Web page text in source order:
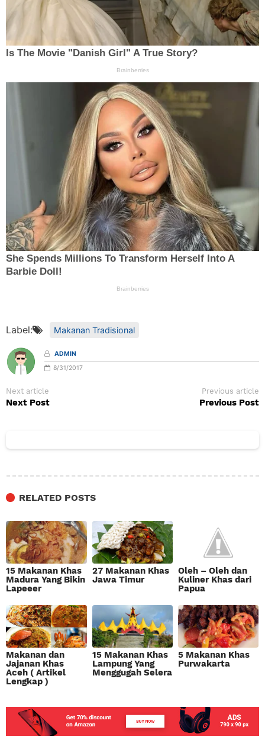
Label: Makanan Tradisional
ADMIN
8/31/2017
Next article
Next Post
Previous article
Previous Post
RELATED POSTS
15 Makanan Khas
Madura Yang Bikin
Lapeeer
27 Makanan Khas
Jawa Timur
Oleh – Oleh dan
Kuliner Khas dari
Papua
Makanan dan
Jajanan Khas
Aceh ( Artikel
Lengkap )
15 Makanan Khas
Lampung Yang
Menggugah Selera
5 Makanan Khas
Purwakarta